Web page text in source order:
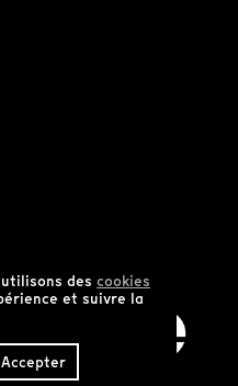
des cookies
et suivre la
Accepter